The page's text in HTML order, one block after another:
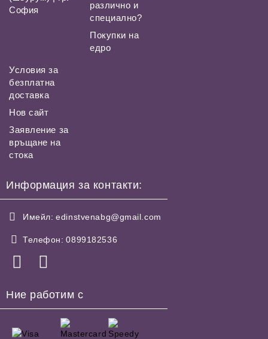
София
различно и
специално?
Покупки на
едро
Условия за
безплатна
доставка
Нов сайт
Заявление за
връщане на
стока
Информация за контакти:
Имейл: edinstvenabg@gmail.com
Телефон: 0899182536
Ние работим с